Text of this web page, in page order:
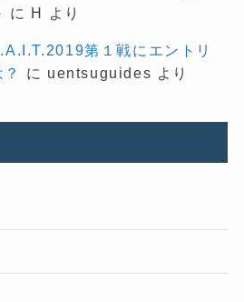
に H より
第１戦にエントリ
に uentsuguides より